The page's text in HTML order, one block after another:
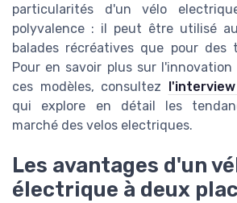
particularités d'un vélo
polyvalence : il peut être utilisé
balades récréatives que pour des
Pour en savoir plus sur
ces modèles, consultez
qui explore en détail les
marché des velos electriques.
Les avantages d'un
électrique à deux